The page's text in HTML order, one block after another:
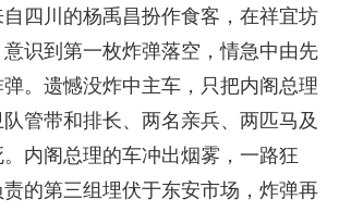
四川的杨禹昌扮作食客，在祥宜坊
识到第一枚炸弹落空，情急中由先
。遗憾没炸中主车，只把内阁总理
管带和排长、两名亲兵、两匹马及
内阁总理的车冲出烟雾，一路狂
的第三组埋伏于东安市场，炸弹再